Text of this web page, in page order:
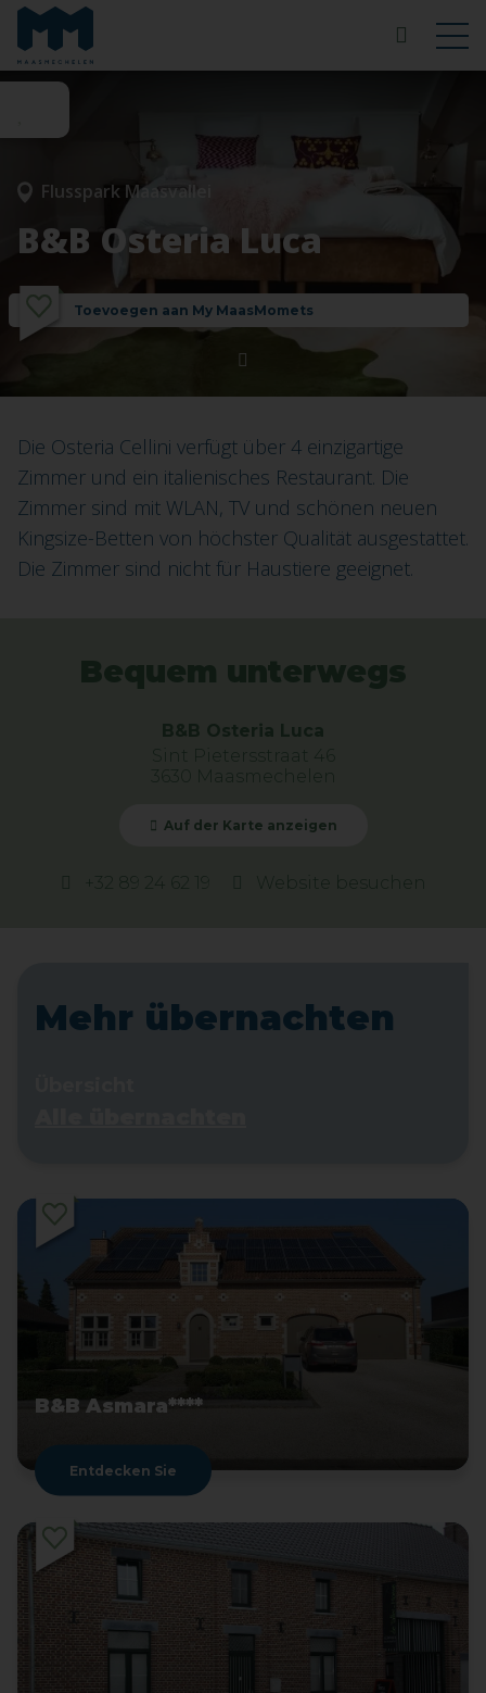
Flusspark Maasvallei
B&B Osteria Luca
Toevoegen aan My MaasMomets
Die Osteria Cellini verfügt über 4 einzigartige
Zimmer und ein italienisches Restaurant. Die
Zimmer sind mit WLAN, TV und schönen neuen
Kingsize-Betten von höchster Qualität ausgestattet.
Die Zimmer sind nicht für Haustiere geeignet.
Bequem unterwegs
B&B Osteria Luca
Sint Pietersstraat 46
3630 Maasmechelen
Auf der Karte anzeigen
+32 89 24 62 19 Website besuchen
Mehr übernachten
B&B Asmara****
Entdecken Sie